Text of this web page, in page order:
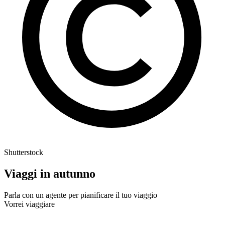
Shutterstock
Viaggi in autunno
Parla con un agente per pianificare il tuo viaggio
Vorrei viaggiare